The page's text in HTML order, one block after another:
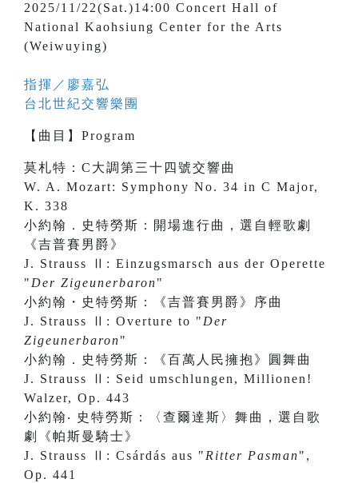
2025/11/22(Sat.)14:00 Concert Hall of
National Kaohsiung Center for the Arts
(Weiwuying)
指揮／ 廖嘉弘
台北世紀交響樂團
【 曲目 】 Program
莫札特：C大調第三十四號交響曲
W. A. Mozart: Symphony No. 34 in C Major,
K. 338
小約翰．史特勞斯：開場進行曲，選自輕歌劇
《吉普賽男爵》
J. Strauss Ⅱ: Einzugsmarsch aus der Operette
" Der Zigeunerbaron"
小約翰・史特勞斯：《吉普賽男爵》序曲
J. Strauss Ⅱ: Overture to " Der
Zigeunerbaron"
小約翰．史特勞斯：《百萬人民擁抱》圓舞曲
J. Strauss Ⅱ: Seid umschlungen, Millionen!
Walzer, Op. 443
小約翰‧ 史特勞斯：〈查爾達斯〉舞曲，選自歌
劇《帕斯曼騎士》
J. Strauss Ⅱ: Csárdás aus " Ritter Pasman",
Op. 441